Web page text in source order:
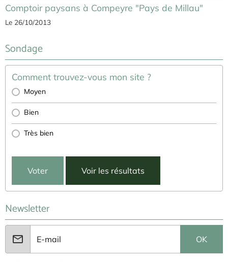
Comptoir paysans à Compeyre "Pays de Millau"
Le 26/10/2013
Sondage
Comment trouvez-vous mon site ?
Moyen
Bien
Très bien
Voter Voir les résultats
Newsletter
OK